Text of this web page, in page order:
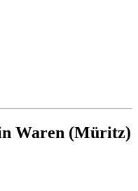
Waren (Müritz)